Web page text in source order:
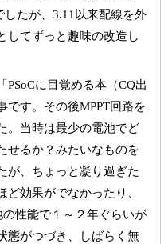
したが、3.11以来配線を外
してずっと趣味の改造し
PSoCに目覚める本（CQ出
です。その後MPPT回路を
。当時は最少の電池でど
せるか？みたいなものを
が、ちょっと凝り過ぎた
ど効果がでなかったり、
性能で１～２年ぐらいが
態がつづき、しばらく無